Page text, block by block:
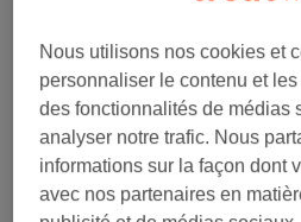
Mercredi
Jeudi
Vendredi
Samedi
Dimanche
Nous utilisons nos cookies et
personnaliser le contenu et
des fonctionnalités de médias
analyser notre trafic. Nous
informations sur la façon dont
avec nos partenaires en